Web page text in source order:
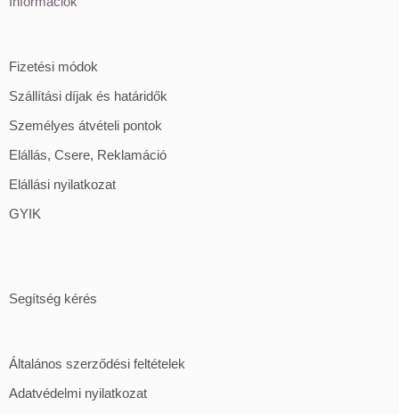
Fizetési módok
Szállítási díjak és határidők
Személyes átvételi pontok
Elállás, Csere, Reklamáció
Elállási nyilatkozat
GYIK
Segítség kérés
Általános szerződési feltételek
Adatvédelmi nyilatkozat